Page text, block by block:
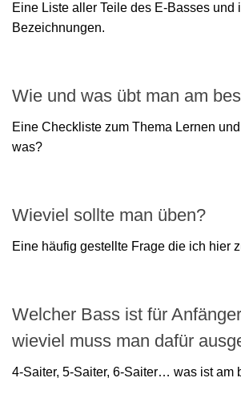
Eine Liste aller Teile des E-Basses und
Bezeichnungen.
Wie und was übt man am
Eine Checkliste zum Thema Lernen
was?
Wieviel sollte man üben?
Eine häufig gestellte Frage die ich hier
Welcher Bass ist für
wieviel muss man dafür
4-Saiter, 5-Saiter, 6-Saiter… was ist am